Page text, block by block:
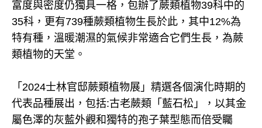
富度與密度仍獨具一格，包辦了蕨類植物39科中的
35科，更有739種蕨類植物生長於此，其中12%為
特有種，溫暖潮濕的氣候非常適合它們生長，為蕨
類植物的天堂。
「2024士林官邸蕨類植物展」精選各個演化時期的
代表品種展出，包括:古老蕨類「藍石松」，以其金
屬色澤的灰藍外觀和獨特的孢子葉型態而倍受矚